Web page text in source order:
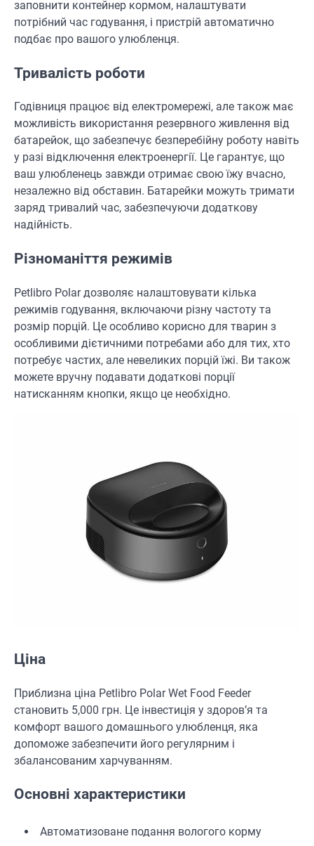
заповнити контейнер кормом, налаштувати
потрібний час годування, і пристрій автоматично
подбає про вашого улюбленця.
Тривалість роботи
Годівниця працює від електромережі, але також має
можливість використання резервного живлення від
батарейок, що забезпечує безперебійну роботу навіть
у разі відключення електроенергії. Це гарантує, що
ваш улюбленець завжди отримає свою їжу вчасно,
незалежно від обставин. Батарейки можуть тримати
заряд тривалий час, забезпечуючи додаткову
надійність.
Різноманіття режимів
Petlibro Polar дозволяє налаштовувати кілька
режимів годування, включаючи різну частоту та
розмір порцій. Це особливо корисно для тварин з
особливими дієтичними потребами або для тих, хто
потребує частих, але невеликих порцій їжі. Ви також
можете вручну подавати додаткові порції
натисканням кнопки, якщо це необхідно.
Ціна
Приблизна ціна Petlibro Polar Wet Food Feeder
становить 5,000 грн. Це інвестиція у здоров’я та
комфорт вашого домашнього улюбленця, яка
допоможе забезпечити його регулярним і
збалансованим харчуванням.
Основні характеристики
Автоматизоване подання вологого корму